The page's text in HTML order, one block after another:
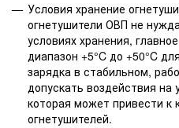
Условия хранение
огнетушители ОВП не
условиях хранения,
диапазон +5°C до +50°C
зарядка в стабильном,
допускать воздействия на
которая может привести к
огнетушителей.